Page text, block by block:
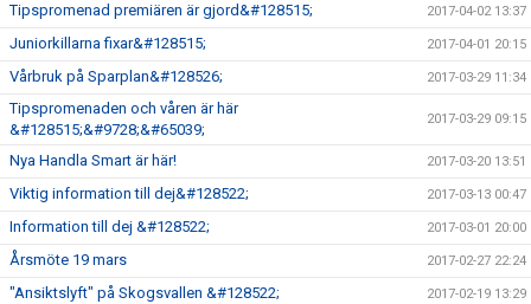
Tipspromenad premiären är gjord&#128515; 2017-04-02 13:37
Juniorkillarna fixar&#128515; 2017-04-01 20:15
Vårbruk på Sparplan&#128526; 2017-03-29 11:34
Tipspromenaden och våren är här
&#128515;&#9728;&#65039;
2017-03-29 09:15
Nya Handla Smart är här! 2017-03-20 13:51
Viktig information till dej&#128522; 2017-03-13 00:47
Information till dej &#128522; 2017-03-01 20:00
Årsmöte 19 mars 2017-02-27 22:24
"Ansiktslyft" på Skogsvallen &#128522; 2017-02-19 13:29